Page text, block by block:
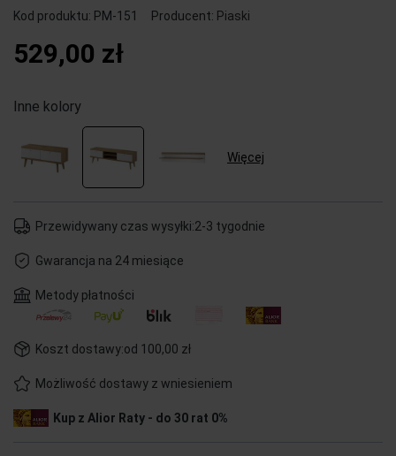
Kod produktu: PM-151 Producent: Piaski
529,00 zł
Inne kolory
Więcej
Przewidywany czas wysyłki:2-3 tygodnie
Gwarancja na 24 miesiące
Metody płatności
Koszt dostawy:od 100,00 zł
Możliwość dostawy z wniesieniem
Kup z Alior Raty - do 30 rat 0%